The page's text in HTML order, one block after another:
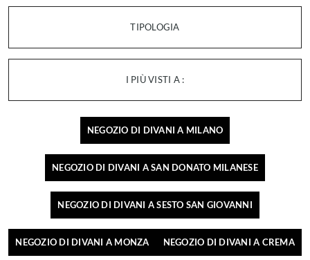
TIPOLOGIA
I PIÙ VISTI A :
NEGOZIO DI DIVANI A MILANO
NEGOZIO DI DIVANI A SAN DONATO MILANESE
NEGOZIO DI DIVANI A SESTO SAN GIOVANNI
NEGOZIO DI DIVANI A MONZA NEGOZIO DI DIVANI A CREMA